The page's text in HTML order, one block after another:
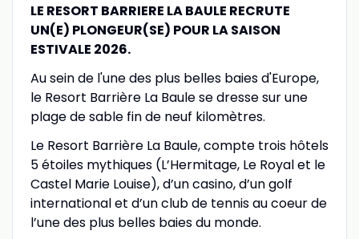
LE RESORT BARRIERE LA BAULE RECRUTE
UN(E) PLONGEUR(SE) POUR LA SAISON
ESTIVALE 2026.
Au sein de l'une des plus belles baies d'Europe,
le Resort Barrière La Baule se dresse sur une
plage de sable fin de neuf kilomètres.
Le Resort Barrière La Baule, compte trois hôtels
5 étoiles mythiques (L’Hermitage, Le Royal et le
Castel Marie Louise), d’un casino, d’un golf
international et d’un club de tennis au coeur de
l’une des plus belles baies du monde.